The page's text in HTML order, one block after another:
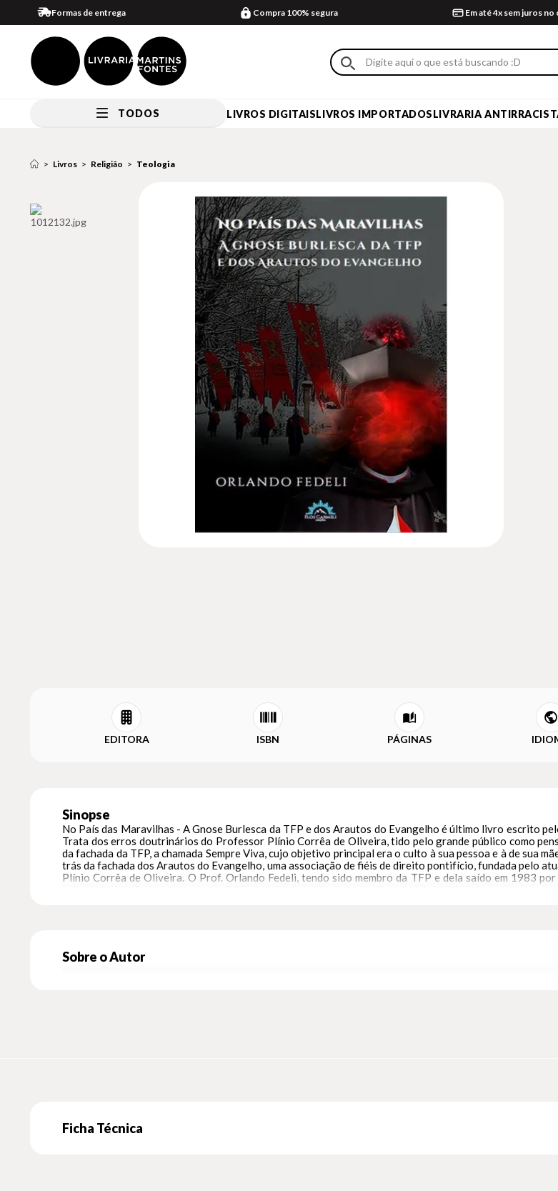
Formas de entrega Compra 100% segura Em até 4x sem juros no
TODOS LIVROS DIGITAISLIVROS IMPORTADOSLIVRARIA
Livros Religião Teologia
EDITORA ISBN PÁGINAS
Sinopse
No País das Maravilhas - A Gnose Burlesca da TFP e dos Arautos do Evangelho é último livro escrito
Trata dos erros doutrinários do Professor Plínio Corrêa de Oliveira, tido pelo grande público como
da fachada da TFP, a chamada Sempre Viva, cujo objetivo principal era o culto à sua pessoa e à de sua
trás da fachada dos Arautos do Evangelho, uma associação de fiéis de direito pontifício, fundada pelo
Plínio Corrêa de Oliveira. O Prof. Orlando Fedeli, tendo sido membro da TFP e dela saído em 1983
Sobre o Autor
Ficha Técnica